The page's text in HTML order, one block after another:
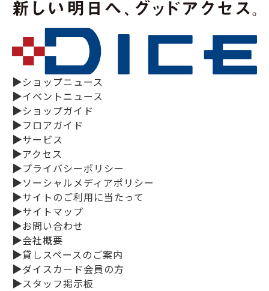
▶ショップニュース
▶イベントニュース
▶ショップガイド
▶フロアガイド
▶サービス
▶アクセス
▶プライバシーポリシー
▶ソーシャルメディアポリシー
▶サイトのご利用に当たって
▶サイトマップ
▶お問い合わせ
▶会社概要
▶貸しスペースのご案内
▶ダイスカード会員の方
▶スタッフ掲示板